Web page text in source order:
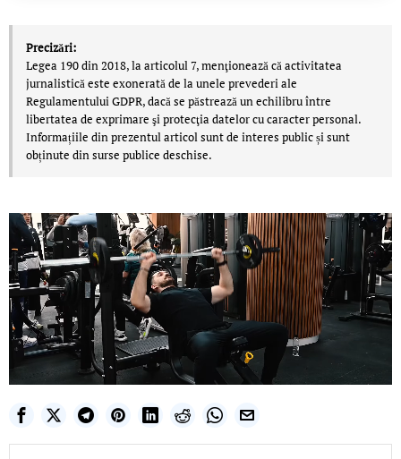
Precizări:
Legea 190 din 2018, la articolul 7, menţionează că activitatea
jurnalistică este exonerată de la unele prevederi ale
Regulamentului GDPR, dacă se păstrează un echilibru între
libertatea de exprimare şi protecţia datelor cu caracter personal.
Informațiile din prezentul articol sunt de interes public și sunt
obținute din surse publice deschise.